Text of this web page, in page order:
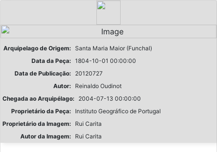
Arquipelago de Origem: Santa Maria Maior (Funchal)
Data da Peça: 1804-10-01 00:00:00
Data de Publicação:
20120727
Autor:
Reinaldo Oudinot
Chegada ao Arquipélago:
2004-07-13 00:00:00
Proprietário da Peça:
Instituto Geográfico de Portugal
Proprietário da Imagem:
Rui Carita
Autor da Imagem:
Rui Carita